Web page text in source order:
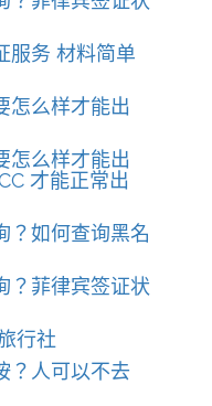
服务 材料简单
怎么样才能出
怎么样才能出
才能正常出
？如何查询黑名
？菲律宾签证状
行社
？人可以不去